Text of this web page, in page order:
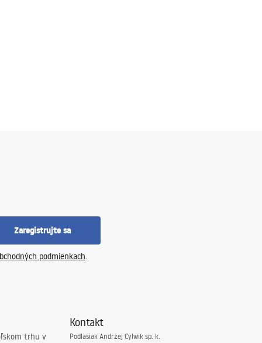
Zaregistrujte sa
podmienkach.
trhu v
Kontakt
Podlasiak Andrzej Cylwik sp. k.